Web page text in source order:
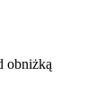
obniżką